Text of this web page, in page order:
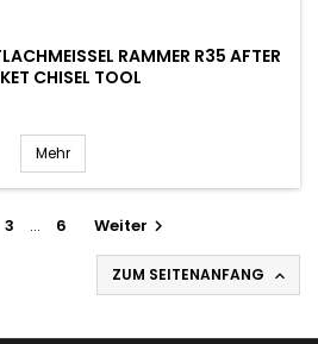
RAMMER R35 AFTER M
CHISEL TOOL
Mehr
3 … 6 Weiter 
ZUM SEITENANFANG 